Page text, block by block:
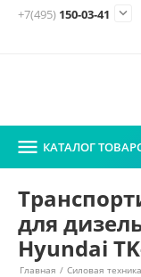
+7(495) 150-03-41 
 КАТАЛОГ
для
Hyundai
Главная / Силовая техника